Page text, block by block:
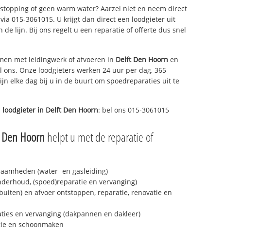
of geen warm water? Aarzel niet en neem direct
015-3061015. U krijgt dan direct een loodgieter uit
de lijn. Bij ons regelt u een reparatie of offerte dus snel
met leidingwerk of afvoeren in Delft Den Hoorn en
Onze loodgieters werken 24 uur per dag, 365
elke dag bij u in de buurt om spoedreparaties uit te
loodgieter in Delft Den Hoorn: bel ons 015-3061015
Hoorn helpt u met de reparatie of
(water- en gasleiding)
(spoed)reparatie en vervanging)
en afvoer ontstoppen, reparatie, renovatie en
en vervanging (dakpannen en dakleer)
en schoonmaken